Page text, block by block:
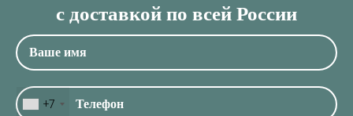
с доставкой по всей России
+7